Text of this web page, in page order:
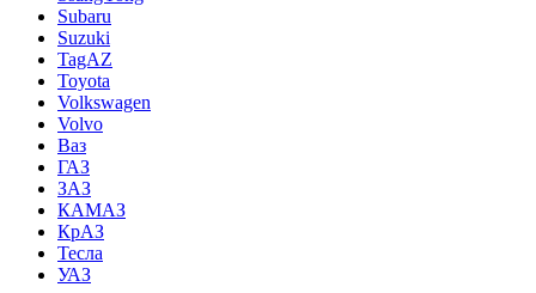
Subaru
Suzuki
TagAZ
Toyota
Volkswagen
Volvo
Ваз
ГАЗ
ЗАЗ
КАМАЗ
КрАЗ
Тесла
УАЗ